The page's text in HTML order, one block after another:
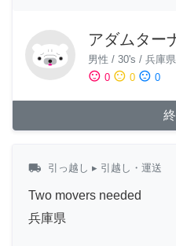
アダムター
男性 / 30's / 兵庫県
sentiment_satisfied 0 sentiment_neutral 0 sentiment_dissatisfied 0
local_shipping 引っ越し ▸ 引越し・運送
Two movers needed
兵庫県